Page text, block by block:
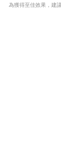
為獲得至佳效果，建